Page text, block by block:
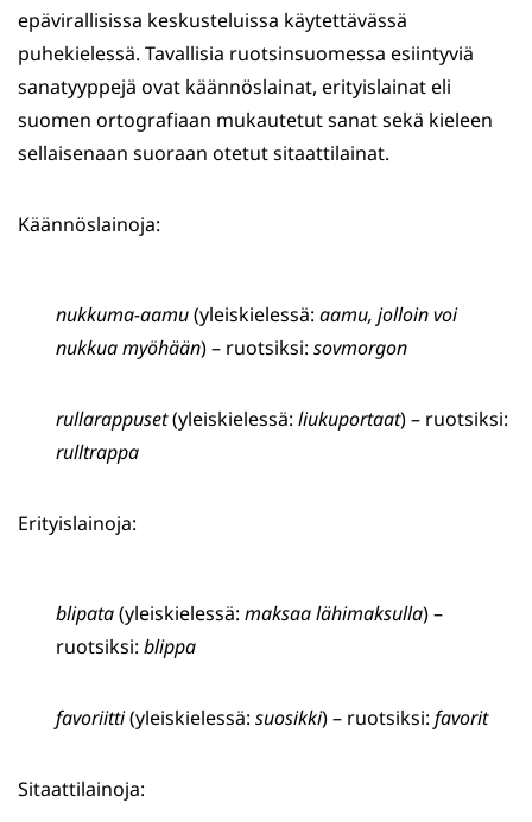
epävirallisissa keskusteluissa käytettävässä
puhekielessä. Tavallisia ruotsinsuomessa esiintyviä
sanatyyppejä ovat käännöslainat, erityislainat eli
suomen ortografiaan mukautetut sanat sekä kieleen
sellaisenaan suoraan otetut sitaattilainat.
Käännöslainoja:
nukkuma-aamu(yleiskielessä: aamu, jolloin voi
nukkua myöhään) – ruotsiksi: sovmorgon
rullarappuset(yleiskielessä: liukuportaat) – ruotsiksi:
rulltrappa
Erityislainoja:
blipata(yleiskielessä: maksaa lähimaksulla) –
ruotsiksi: blippa
favoriitti(yleiskielessä: suosikki) – ruotsiksi: favorit
Sitaattilainoja: